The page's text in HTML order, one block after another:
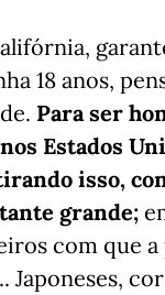
18 anos,
Para ser
Estados
isso,
grande;
com que
Japoneses,